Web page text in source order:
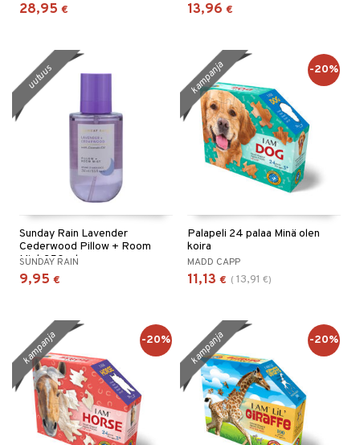
28,95 € 13,96 €
Sunday Rain Lavender
Cederwood Pillow + Room
Mist 250 ml
SUNDAY RAIN
9,95 €
uutuus
Palapeli 24 palaa Minä olen
koira
MADD CAPP
11,13 € ( 13,91 €)
kampanja -20%
kampanja -20% kampanja -20%